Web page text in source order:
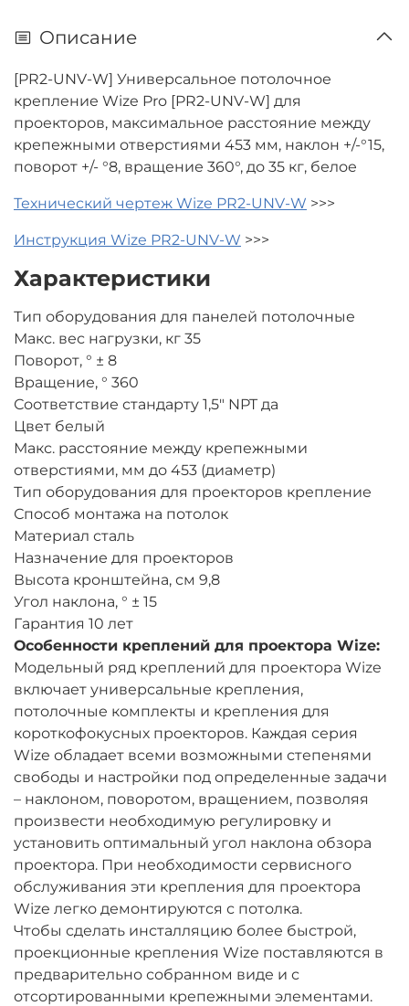
Описание
[PR2-UNV-W] Универсальное потолочное
крепление Wize Pro [PR2-UNV-W] для
проекторов, максимальное расстояние между
крепежными отверстиями 453 мм, наклон +/-°15,
поворот +/- °8, вращение 360°, до 35 кг, белое
Технический чертеж Wize PR2-UNV-W >>>
Инструкция Wize PR2-UNV-W >>>
Характеристики
Тип оборудования для панелей потолочные
Макс. вес нагрузки, кг 35
Поворот, ° ± 8
Вращение, ° 360
Соответствие стандарту 1,5" NPT да
Цвет белый
Макс. расстояние между крепежными
отверстиями, мм до 453 (диаметр)
Тип оборудования для проекторов крепление
Способ монтажа на потолок
Материал сталь
Назначение для проекторов
Высота кронштейна, см 9,8
Угол наклона, ° ± 15
Гарантия 10 лет
Особенности креплений для проектора Wize:
Модельный ряд креплений для проектора Wize
включает универсальные крепления,
потолочные комплекты и крепления для
короткофокусных проекторов. Каждая серия
Wize обладает всеми возможными степенями
свободы и настройки под определенные задачи
– наклоном, поворотом, вращением, позволяя
произвести необходимую регулировку и
установить оптимальный угол наклона обзора
проектора. При необходимости сервисного
обслуживания эти крепления для проектора
Wize легко демонтируются с потолка.
Чтобы сделать инсталляцию более быстрой,
проекционные крепления Wize поставляются в
предварительно собранном виде и с
отсортированными крепежными элементами.